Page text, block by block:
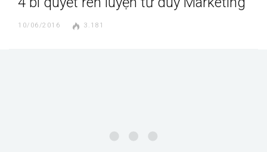
10/06/2016 3.181